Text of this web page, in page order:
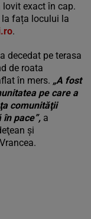
exact în cap.
fața locului la
.
decedat pe terasa
de roata
în mers. „A fost
pe care a
comunităţii
pace”, a
şi